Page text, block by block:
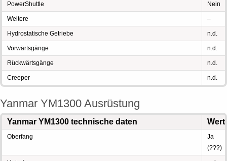
PowerShuttle Nein
Weitere –
Hydrostatische Getriebe n.d.
Vorwärtsgänge n.d.
Rückwärtsgänge n.d.
Creeper n.d.
Yanmar YM1300 Ausrüstung
Yanmar YM1300 technische daten Wert
Oberfang
Ja
(???)